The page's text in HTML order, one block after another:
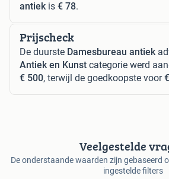
antiekis € 78.
Prijscheck
De duurste Damesbureau antiek
Antiek en Kunst categorie werd
€ 500, terwijl de goedkoopste voor
Veelgestelde
De onderstaande waarden zijn gebaseerd
ingestelde filters